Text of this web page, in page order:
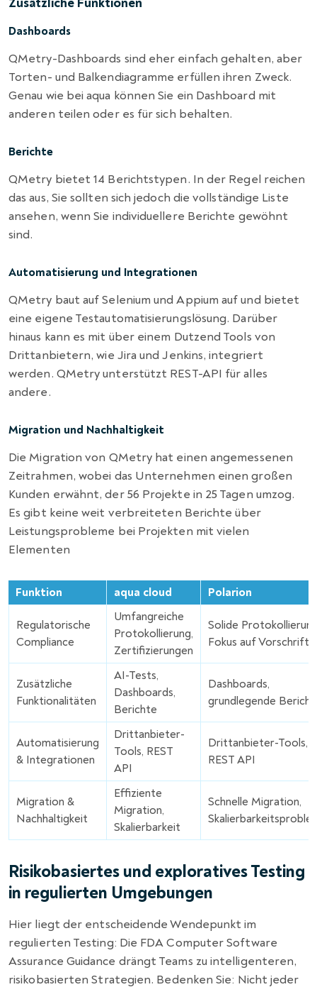
Dashboards
QMetry-Dashboards sind eher einfach gehalten, aber
Torten- und Balkendiagramme erfüllen ihren Zweck.
Genau wie bei aqua können Sie ein Dashboard mit
anderen teilen oder es für sich behalten.
Berichte
QMetry bietet 14 Berichtstypen. In der Regel reichen
das aus, Sie sollten sich jedoch die vollständige Liste
ansehen, wenn Sie individuellere Berichte gewöhnt
sind.
Automatisierung und Integrationen
QMetry baut auf Selenium und Appium auf und bietet
eine eigene Testautomatisierungslösung. Darüber
hinaus kann es mit über einem Dutzend Tools von
Drittanbietern, wie Jira und Jenkins, integriert
werden. QMetry unterstützt REST-API für alles
andere.
Migration und Nachhaltigkeit
Die Migration von QMetry hat einen angemessenen
Zeitrahmen, wobei das Unternehmen einen großen
Kunden erwähnt, der 56 Projekte in 25 Tagen umzog.
Es gibt keine weit verbreiteten Berichte über
Leistungsprobleme bei Projekten mit vielen
Elementen
Funktion aqua cloud Polarion
Regulatorische
Compliance
Umfangreiche
Protokollierung,
Zertifizierungen
Solide
Fokus auf
Zusätzliche
Funktionalitäten
AI-Tests,
Dashboards,
Berichte
Dashboards,
grundlegende
Automatisierung
& Integrationen
Drittanbieter-
Tools, REST
API
Drittanbieter-Tools,
REST API
Migration &
Nachhaltigkeit
Effiziente
Migration,
Skalierbarkeit
Schnelle Migration,
Risikobasiertes und exploratives Testing
in regulierten Umgebungen
Hier liegt der entscheidende Wendepunkt im
regulierten Testing: Die FDA Computer Software
Assurance Guidance drängt Teams zu intelligenteren,
risikobasierten Strategien. Bedenken Sie: Nicht jeder